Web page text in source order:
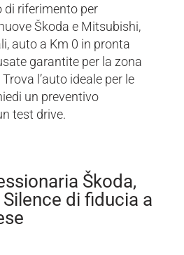
di riferimento per
Škoda e Mitsubishi,
auto a Km 0 in pronta
garantite per la zona
l’auto ideale per le
un preventivo
test drive.
Škoda,
di fiducia a